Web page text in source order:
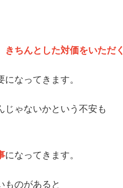
ちんとした対価をいただく
なってきます。
じゃないかという不安も
になってきます。
ものがあると